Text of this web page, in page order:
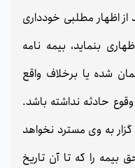
اظهار مطلبی خودداری
بنماید، بیمه نامه
شده یا برخلاف واقع
حادثه نداشته باشد.
به وی مسترد نخواهد
بیمه را که تا آن تاریخ